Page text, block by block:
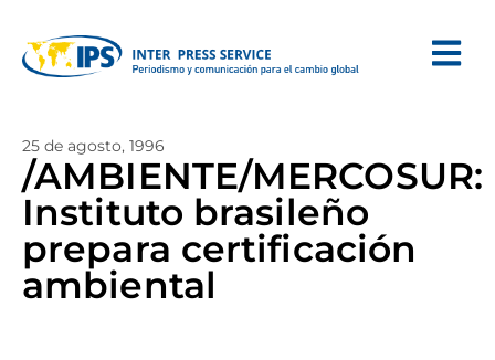
25 de agosto, 1996
/AMBIENTE/MERCOSUR:
Instituto brasileño
prepara certificación
ambiental